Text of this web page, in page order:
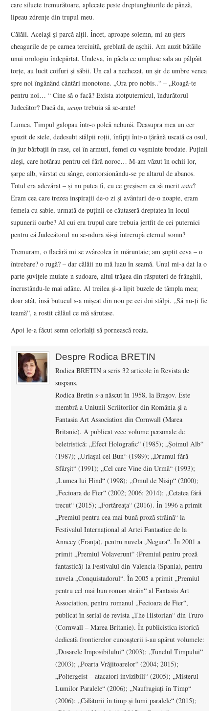
care siluete tremurătoare, aplecate peste dreptunghiurile de pânză,
lipeau zdrenţe din trupul meu.
Călăii. Aceiaşi şi parcă alţii. Încet, aproape solemn, mi-au şters
cheagurile de pe carnea terciuită, greblată de aşchii. Am auzit bătăile
unui orologiu îndepărtat. Undeva, în pâcla ce umpluse sala au pâlpâit
torţe, au lucit coifuri şi săbii. Un cal a nechezat, un şir de umbre venea
spre noi îngânând cântări monotone. „Ora pro nobis..“ – „Roagă-te
pentru noi… “ Cine să o facă? Exista atotputernicul, îndurătorul
Judecător? Dacă da,acum trebuia să se-arate!
Lumea, Timpul galopau într-o polcă nebună. Deasupra mea un cer
spuzit de stele, dedesubt stâlpii roţii, înfipţi într-o ţărână uscată ca osul,
în jur bărbaţii în rase, cei în armuri, femei cu veşminte brodate. Puţinii
aleşi, care hotărau pentru cei fără noroc… M-am văzut în ochii lor,
şarpe alb, vârstat cu sânge, contorsionându-se pe altarul de abanos.
Totul era adevărat – şi nu putea fi, cu ce greşisem ca să meritasta?
Eram cea care trezea inspiraţii de-o zi şi avânturi de-o noapte, eram
femeia cu sabie, urmată de puţinii ce căutaseră dreptatea în locul
supunerii oarbe? Al cui era trupul care trebuia jertfit de cei puternici
pentru că Judecătorul nu se-ndura să-şi întrerupă eternul somn?
Tremuram, o flacără mi se zvârcolea în măruntaie; am şoptit ceva – o
întrebare? o rugă? – dar călăii nu mă luau în seamă. Unul mi-a dat la o
parte şuviţele muiate-n sudoare, altul trăgea din răsputeri de frânghii,
încrustându-le mai adânc. Al treilea şi-a lipit buzele de tâmpla mea;
doar atât, însă butucul s-a mişcat din nou pe cei doi stâlpi. „Să nu-ţi fie
teamă“, a rostit călăul ce mă sărutase.
Apoi le-a făcut semn celorlalţi să pornească roata.
Despre Rodica BRETIN
Rodica BRETIN a scris 32 articole în Revista de
suspans.
Rodica Bretin s-a născut în 1958, la Braşov. Este
membră a Uniunii Scriitorilor din România şi a
Fantasia Art Association din Cornwall (Marea
Britanie). A publicat zece volume personale de
beletristică: „Efect Holografic“ (1985); „Şoimul Alb“
(1987); „Uriaşul cel Bun“ (1989); „Drumul fără
Sfârşit“ (1991); „Cel care Vine din Urmă“ (1993);
„Lumea lui Hind“ (1998); „Omul de Nisip“ (2000);
„Fecioara de Fier“ (2002; 2006; 2014); „Cetatea fără
trecut“ (2015); „Fortăreaţa“ (2016). În 1996 a primit
„Premiul pentru cea mai bună proză străină“ la
Festivalul Internaţional al Artei Fantastice de la
Annecy (Franţa), pentru nuvela „Negura“. În 2001 a
primit „Premiul Volaverunt“ (Premiul pentru proză
fantastică) la Festivalul din Valencia (Spania), pentru
nuvela „Conquistadorul“. În 2005 a primit „Premiul
pentru cel mai bun roman străin“ al Fantasia Art
Association, pentru romanul „Fecioara de Fier“,
publicat în serial de revista „The Historian“ din Truro
(Cornwall – Marea Britanie). În publicistica istorică
dedicată frontierelor cunoaşterii i-au apărut volumele:
„Dosarele Imposibilului“ (2003); „Tunelul Timpului“
(2003); „Poarta Vrăjitoarelor“ (2004; 2015);
„Poltergeist – atacatori invizibili“ (2005); „Misterul
Lumilor Paralele“ (2006); „Naufragiaţi în Timp“
(2006); „Călătorii în timp şi lumi paralele“ (2015);